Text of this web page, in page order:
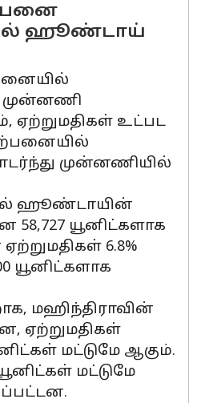
ஹூண்டாய்
முன்னணி
ஏற்றுமதிகள் உட்பட
முன்னணியில்
இல் ஹூண்டாயின்
யூனிட்களாக
6.8%
யூனிட்களாக
மஹிந்திராவின்
ஏற்றுமதிகள்
மட்டுமே ஆகும்.
மட்டுமே